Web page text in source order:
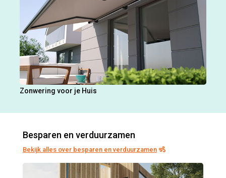
Zonwering voor je Huis
Besparen en verduurzamen
Bekijk alles over besparen en verduurzamen